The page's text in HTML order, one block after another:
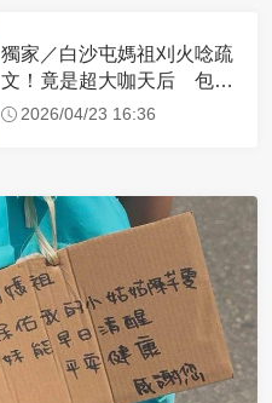
獨家／白沙屯媽祖刈火唸疏
文！竟是超大咖天后 包尿
布忍尿5小時不喊累
2026/04/23 16:36